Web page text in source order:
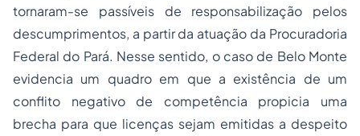
tornaram-se passíveis de responsabilização pelos
descumprimentos, a partir da atuação da Procuradoria
Federal do Pará. Nesse sentido, o caso de Belo Monte
evidencia um quadro em que a existência de um
conflito negativo de competência propicia uma
brecha para que licenças sejam emitidas a despeito